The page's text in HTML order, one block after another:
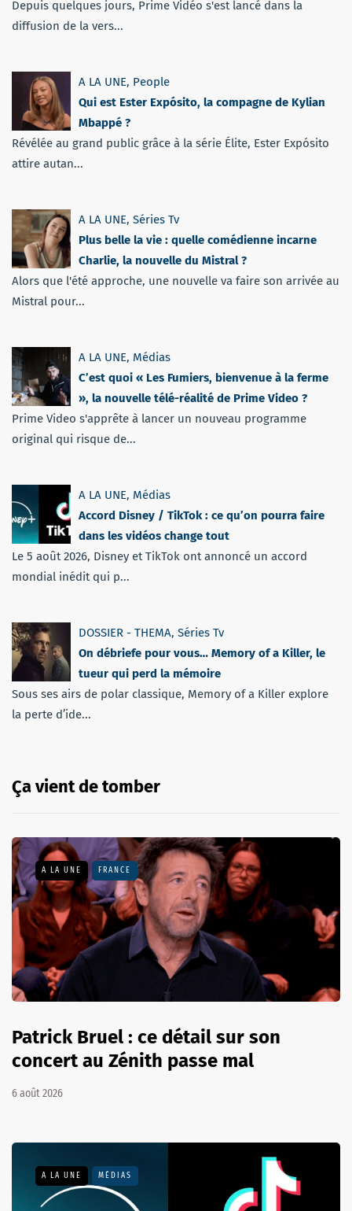
Depuis quelques jours, Prime Vidéo s'est lancé dans la
diffusion de la vers...
A LA UNE, People
Qui est Ester Expósito, la compagne de Kylian
Mbappé ?
Révélée au grand public grâce à la série Élite, Ester Expósito
attire autan...
A LA UNE, Séries Tv
Plus belle la vie : quelle comédienne incarne
Charlie, la nouvelle du Mistral ?
Alors que l'été approche, une nouvelle va faire son arrivée au
Mistral pour...
A LA UNE, Médias
C’est quoi « Les Fumiers, bienvenue à la ferme
», la nouvelle télé-réalité de Prime Video ?
Prime Video s'apprête à lancer un nouveau programme
original qui risque de...
A LA UNE, Médias
Accord Disney / TikTok : ce qu’on pourra faire
dans les vidéos change tout
Le 5 août 2026, Disney et TikTok ont annoncé un accord
mondial inédit qui p...
DOSSIER - THEMA, Séries Tv
On débriefe pour vous… Memory of a Killer, le
tueur qui perd la mémoire
Sous ses airs de polar classique, Memory of a Killer explore
la perte d’ide...
Ça vient de tomber
A LA UNE FRANCE
Patrick Bruel : ce détail sur son
concert au Zénith passe mal
6 août 2026
A LA UNE MÉDIAS